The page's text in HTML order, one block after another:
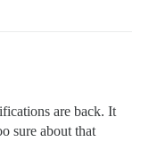
are back. It
sure about that